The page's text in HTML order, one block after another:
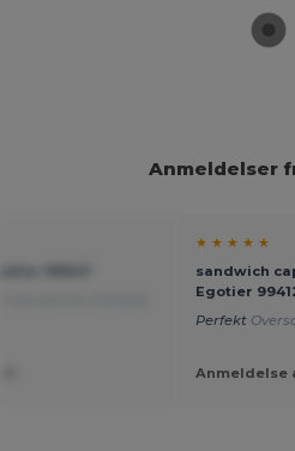
Anmeldelser
★ ★ ★ ★ ★
sandwich
Egotier
Perfekt
Anmeldelse